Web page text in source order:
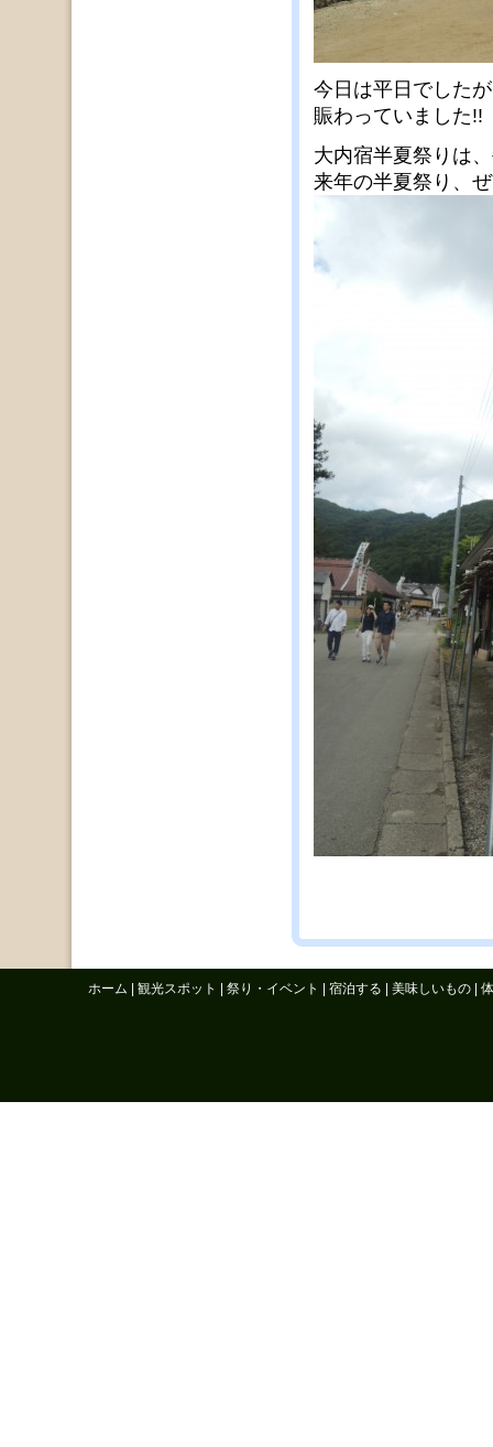
今日は平日でした
賑わっていました!!
大内宿半夏祭りは
来年の半夏祭り、
ホーム 観光スポット 祭り・イベント 宿泊する 美味しいもの